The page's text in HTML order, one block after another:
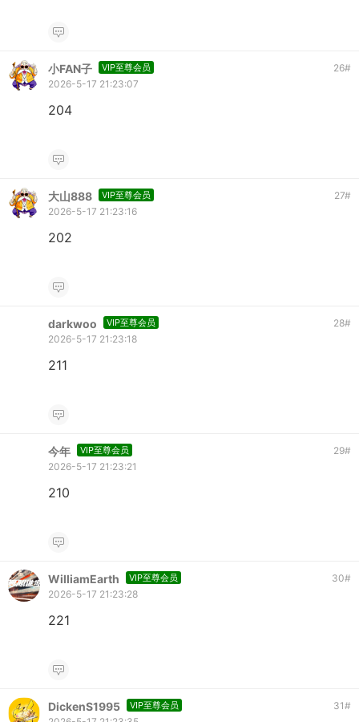
小FAN子 VIP至尊会员 26#
2026-5-17 21:23:07
204
大山888 VIP至尊会员 27#
2026-5-17 21:23:16
202
darkwoo VIP至尊会员 28#
2026-5-17 21:23:18
211
今年 VIP至尊会员 29#
2026-5-17 21:23:21
210
WilliamEarth VIP至尊会员 30#
2026-5-17 21:23:28
221
DickenS1995 VIP至尊会员 31#